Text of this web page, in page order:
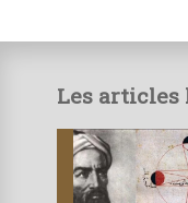
Les articles